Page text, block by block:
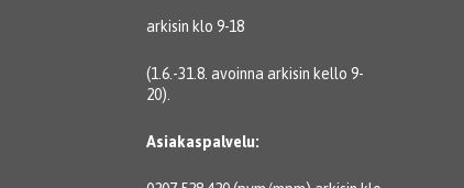
arkisin klo 9-18
(1.6.-31.8. avoinna arkisin kello 9-
20).
Asiakaspalvelu: